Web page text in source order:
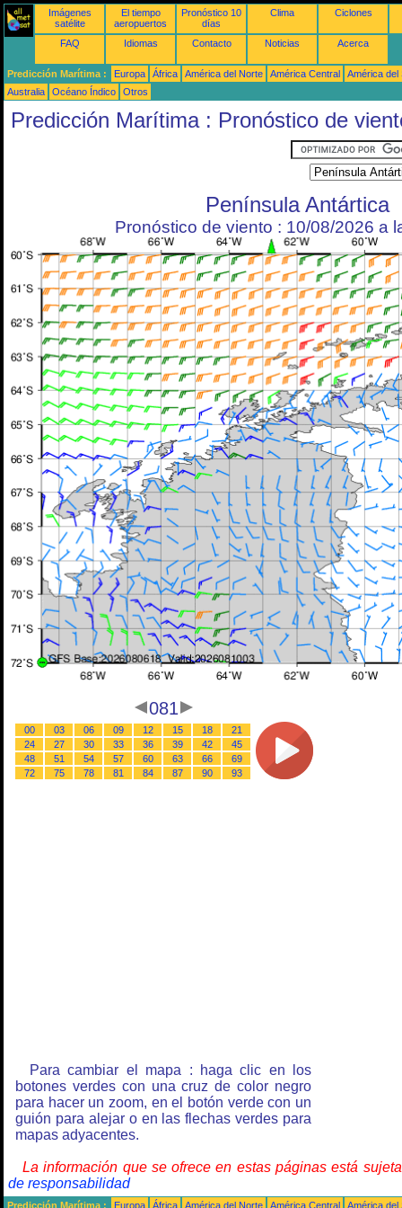
Imágenes
satélite
El tiempo
aeropuertos
Pronóstico 10
días
Clima Ciclones
FAQ Idiomas Contacto Noticias Acerca
Predicción Marítima : Europa África América del Norte América Central
América del
Australia
Océano Índico Otros
Predicción Marítima : Pronóstico de
Península Antártica
Pronóstico de viento : 10/08/2026 a
081
00 03 06 09 12 15 18
21
24
27 30 33 36 39 42
45
48
51 54 57 60 63 66
69
72
75 78 81 84 87 90 93
Para cambiar el mapa : haga clic en los
botones verdes con una cruz de color negro
para hacer un zoom, en el botón verde con un
guión para alejar o en las flechas verdes para
mapas adyacentes.
La información que se ofrece en estas páginas está
de responsabilidad
Predicción Marítima : Europa África América del Norte América Central
América del